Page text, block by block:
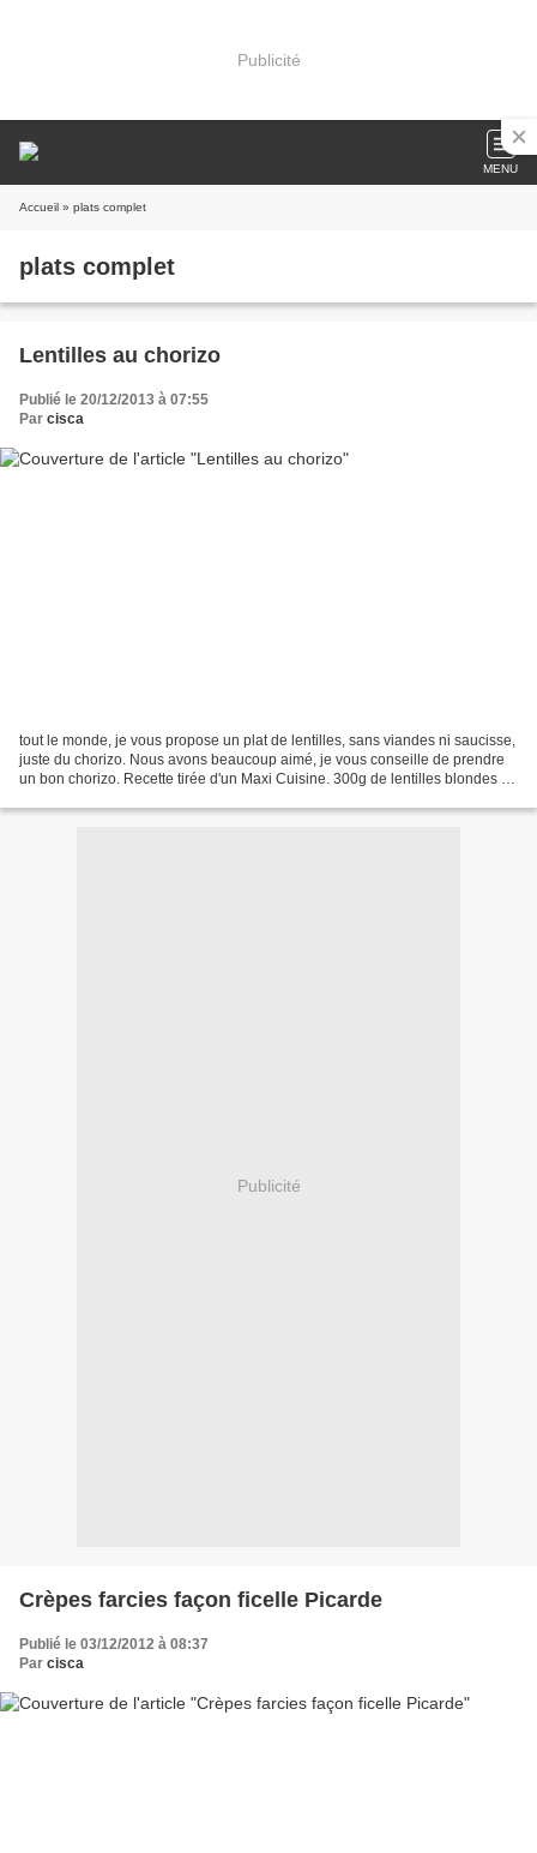
Publicité
MENU
Accueil » plats complet
plats complet
Lentilles au chorizo
Publié le 20/12/2013 à 07:55
Par cisca
tout le monde, je vous propose un plat de lentilles, sans viandes ni saucisse,
juste du chorizo. Nous avons beaucoup aimé, je vous conseille de prendre
un bon chorizo. Recette tirée d'un Maxi Cuisine. 300g de lentilles blondes -
Publicité
Crèpes farcies façon ficelle Picarde
Publié le 03/12/2012 à 08:37
Par cisca